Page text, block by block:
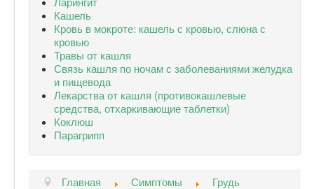
Кашель
Кровь в мокроте: кашель с кровью, слюна с
кровью
Травы от кашля
Связь кашля по ночам с заболеваниями желудка
и пищевода
Лекарства от кашля (противокашлевые
средства, отхаркивающие таблетки)
Коклюш
Парагрипп
Главная Симптомы Грудь